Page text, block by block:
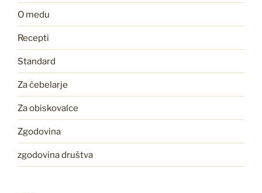
O medu
Recepti
Standard
Za čebelarje
Za obiskovalce
Zgodovina
zgodovina društva